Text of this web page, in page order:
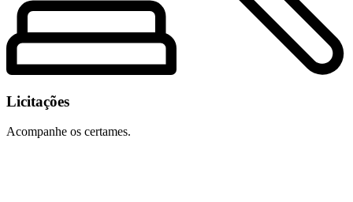
Licitações
Acompanhe os certames.